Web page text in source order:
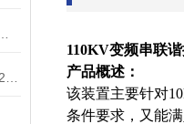
110KV变频串联
产品概述：
该装置主要针对
条件要求，又能